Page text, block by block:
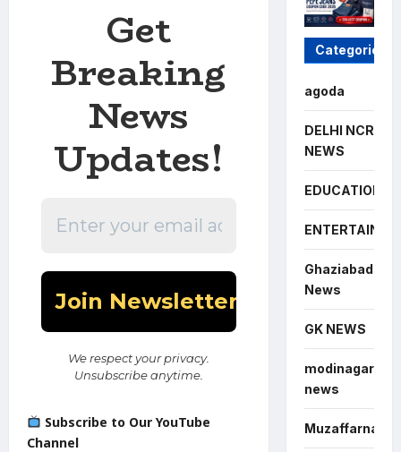
Get
Breaking
News
Updates!
We respect your privacy.
Unsubscribe anytime.
Subscribe to Our YouTube
Channel
Categories
agoda
DELHI NCR
NEWS
EDUCATION
Ghaziabad
News
GK NEWS
modinagar
news
Muzaffarnagar